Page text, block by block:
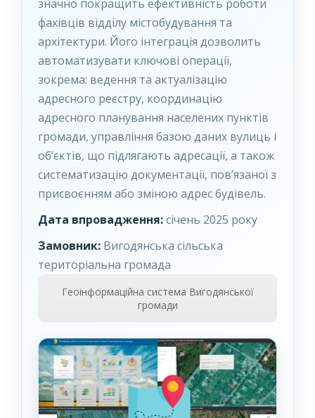
значно покращить ефективність роботи
фахівців відділу містобудування та
архітектури. Його інтеграція дозволить
автоматизувати ключові операції,
зокрема: ведення та актуалізацію
адресного реєстру, координацію
адресного планування населених пунктів
громади, управління базою даних вулиць і
об’єктів, що підлягають адресації, а також
систематизацію документації, пов’язаної з
присвоєнням або зміною адрес будівель.
Дата впровадження:січень 2025 року
Замовник: Вигодянська сільська
територіальна громада
Геоінформаційна система Вигодянської
громади